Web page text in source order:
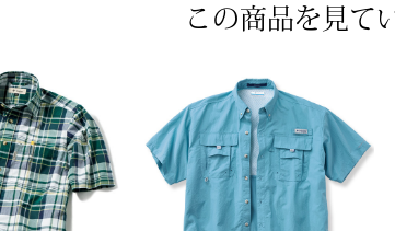
この商品を見て